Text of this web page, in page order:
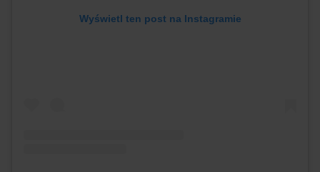
Wyświetl ten post na Instagramie